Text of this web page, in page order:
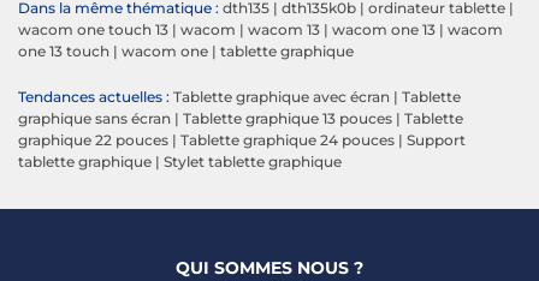
Dans la même thématique : dth135 | dth135k0b | ordinateur tablette |
wacom one touch 13 | wacom | wacom 13 | wacom one 13 | wacom
one 13 touch | wacom one | tablette graphique
Tendances actuelles : Tablette graphique avec écran | Tablette
graphique sans écran | Tablette graphique 13 pouces | Tablette
graphique 22 pouces | Tablette graphique 24 pouces | Support
tablette graphique | Stylet tablette graphique
QUI SOMMES NOUS ?